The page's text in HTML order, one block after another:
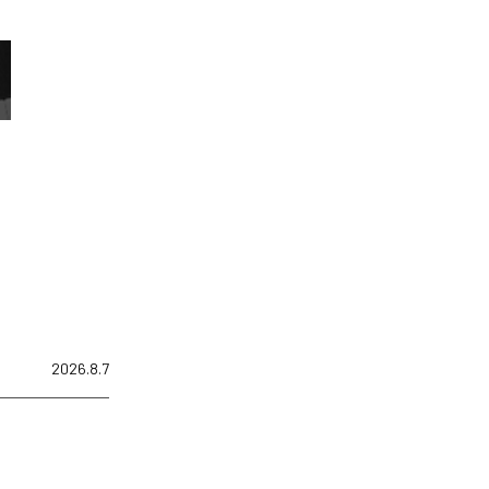
2026.8.7